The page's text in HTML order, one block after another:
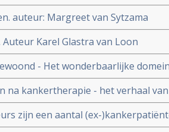
auteur: Margreet van Sytzama
Karel Glastra van Loon
- Het wonderbaarlijke
na kankertherapie - het verhaal
zijn een aantal (ex-